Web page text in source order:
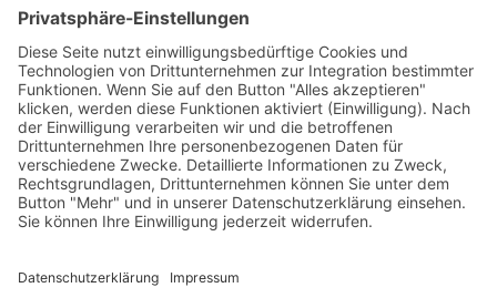
Kontaktieren Sie uns
WalBee
Bizzmade GmbH
Gießereistraße 29
83022 Rosenheim
Tel.:+49 8031 282 09 50
Web:
www.walbee.de